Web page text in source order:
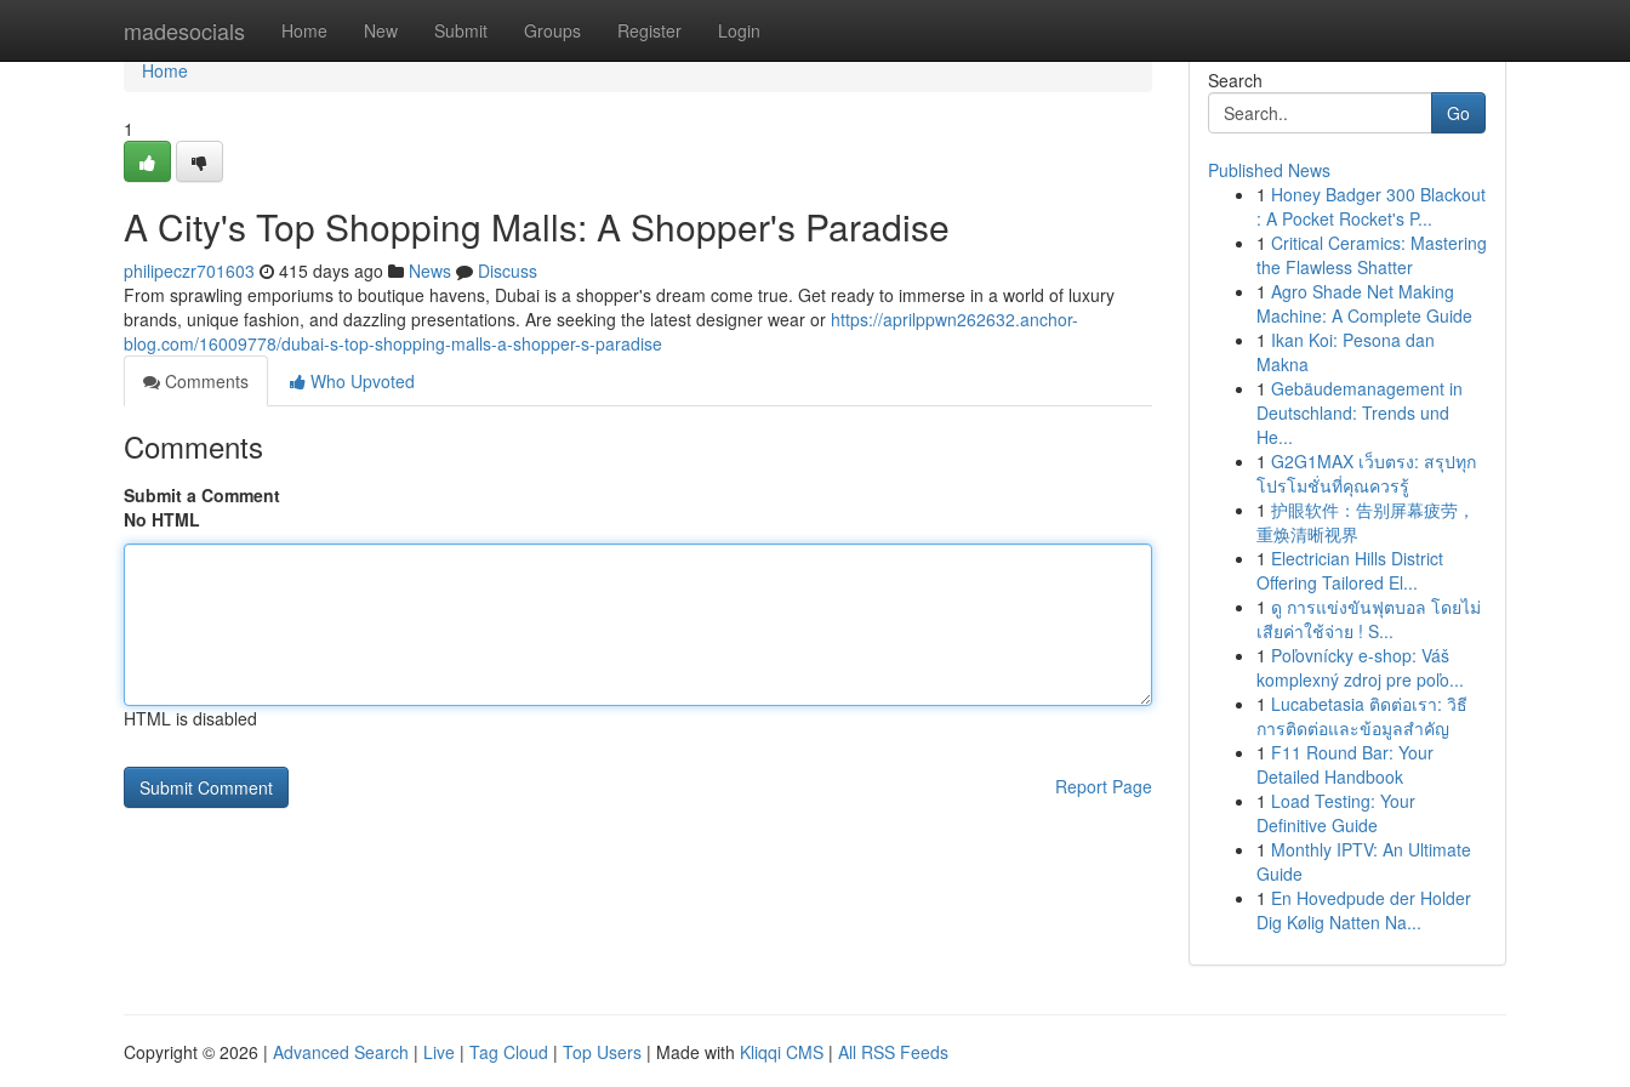
madesocials Home New Submit Groups Register Login
Home
Home
1
A City's Top Shopping Malls: A Shopper's Paradise
philipeczr701603 415 days ago News
Discuss
From sprawling emporiums to boutique havens, Dubai is a shopper's dream come true. Get ready to immerse in a world of luxury
brands, unique fashion, and dazzling presentations. Are seeking the latest designer wear or https://aprilppwn262632.anchor-
blog.com/16009778/dubai-s-top-shopping-malls-a-shopper-s-paradise
Comments
Who Upvoted
Comments
Submit a Comment
No HTML
HTML is disabled
Report Page
Search
Go
Published News
1 Honey Badger 300 Blackout
: A Pocket Rocket's P...
1 Critical Ceramics: Mastering
the Flawless Shatter
1 Agro Shade Net Making
Machine: A Complete Guide
1 Ikan Koi: Pesona dan
Makna
1 Gebäudemanagement in
Deutschland: Trends und
He...
1 G2G1MAX เว็บตรง: สรุปทุก
โปรโมชั่นที่คุณควรรู้
1 护眼软件：告别屏幕疲劳，
重焕清晰视界
1 Electrician Hills District
Offering Tailored El...
1 ดู การแข่งขันฟุตบอล โดยไม่
เสียค่าใช้จ่าย ! S...
1 Poľovnícky e-shop: Váš
komplexný zdroj pre poľo...
1 Lucabetasia ติดต่อเรา: วิธี
การติดต่อและข้อมูลสำคัญ
1 F11 Round Bar: Your
Detailed Handbook
1 Load Testing: Your
Definitive Guide
1 Monthly IPTV: An Ultimate
Guide
1 En Hovedpude der Holder
Dig Kølig Natten Na...
Copyright © 2026 | Advanced Search | Live | Tag Cloud | Top Users | Made with Kliqqi CMS | All RSS Feeds